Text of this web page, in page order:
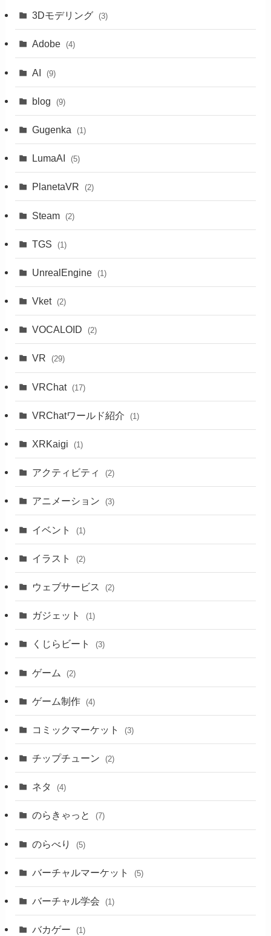
3Dモデリング (3)
Adobe (4)
AI (9)
blog (9)
Gugenka (1)
LumaAI (5)
PlanetaVR (2)
Steam (2)
TGS (1)
UnrealEngine (1)
Vket (2)
VOCALOID (2)
VR (29)
VRChat (17)
VRChatワールド紹介 (1)
XRKaigi (1)
アクティビティ (2)
アニメーション (3)
イベント (1)
イラスト (2)
ウェブサービス (2)
ガジェット (1)
くじらビート (3)
ゲーム (2)
ゲーム制作 (4)
コミックマーケット (3)
チップチューン (2)
ネタ (4)
のらきゃっと (7)
のらべり (5)
バーチャルマーケット (5)
バーチャル学会 (1)
バカゲー (1)